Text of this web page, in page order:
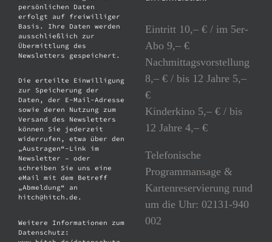
persönlichen Daten
erfolgt auf freiwilliger
Basis. Ihre Daten werden
ausschließlich zur
Übermittlung des
Newsletters gespeichert.
Die erteilte Einwilligung
zur Speicherung der
Daten, der E-Mail-Adresse
sowie deren Nutzung zum
Versand des Newsletters
können Sie jederzeit
widerrufen, etwa über den
„Austragen“-Link im
Newsletter – oder
schreiben Sie uns eine
eMail mit dem Betreff
„Abmeldung“ an
hitch@hitch.de.
Weitere Informationen zum
Datenschutz:
Eintritt 10,– € / im 5er-
Abo 9,– €
Nachmittagsvorstellung
8,– € / bis 12 Jahre 5,–
€
Kinderkino 5,– € / bis
12 Jahre 4,– €
Telefonische
Programmansage &
Kartenreservierung rund
um die Uhr: 02131-940
002